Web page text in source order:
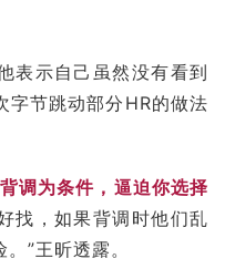
表示自己虽然没有看到
字节跳动部分HR的做法
调为条件，逼迫你选择
找，如果背调时他们乱
”王昕透露。